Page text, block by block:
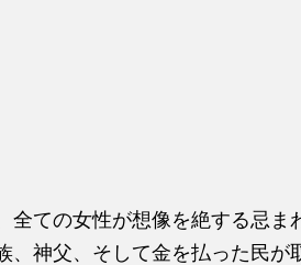
全ての女性が想像を絶する忌ま
、神父、そして金を払った民が